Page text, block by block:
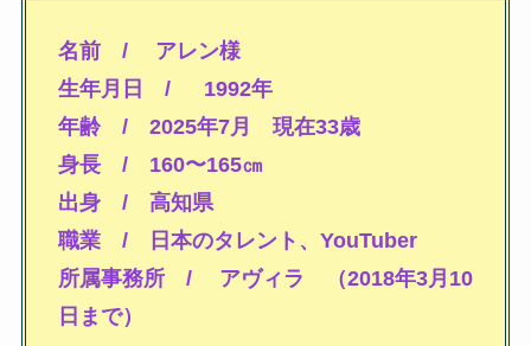
名前 / アレン様
生年月日 /
1992年
年齢 / 2025年7月 現在33歳
身長 / 160〜165㎝
出身 / 高知県
職業 / 日本のタレント、YouTuber
所属事務所 / アヴィラ （2018年3月10
日まで）